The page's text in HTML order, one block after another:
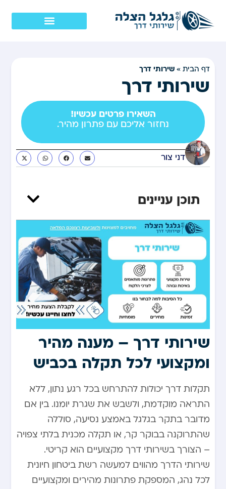
דף הבית »שירותי דרך
שירותי דרך
השאירו פרטים עכשיו!
נחזור אליכם עם פתרון מהיר.
דני צור
תוכן עניינים
שירותי דרך – מענה מהיר
ומקצועי לכל תקלה בכביש
תקלות דרך יכולות להתרחש בכל רגע נתון, ללא
התראה מוקדמת, ולשבש את שגרת יומנו. בין אם
מדובר בתקר בגלגל באמצע נסיעה, סוללה
שהתרוקנה בבוקר קר, או תקלה מכנית בלתי צפויה
– הצורך בשירותי דרך מקצועיים הוא קריטי.
שירותי הדרך מהווים למעשה רשת ביטחון חיונית
לכל נהג, המספקת פתרונות מהירים ומקצועיים